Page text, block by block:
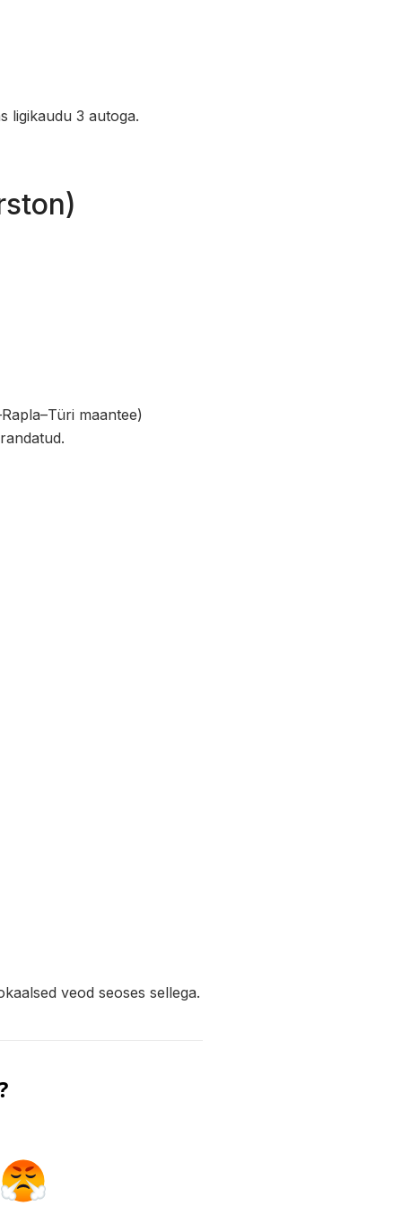
ligikaudu 3 autoga.
maantee)
veod seoses sellega.